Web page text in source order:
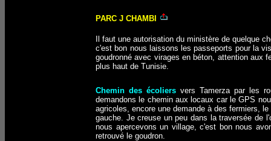
PARC J CHAMBI
Il faut une autorisation du ministère de quelque
c'est bon nous laissons les passeports pour la
goudronné avec virages en béton, attention aux
plus haut de Tunisie.
Chemin des écoliersvers Tamerza par les
demandons le chemin aux locaux car le GPS
agricoles, encore une demande à des fermiers,
gauche. Je creuse un peu dans la traversée de
nous apercevons un village, c'est bon nous
retrouvé le goudron.